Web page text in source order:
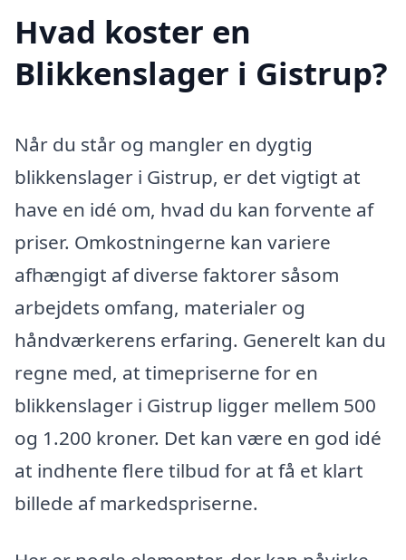
Hvad koster en
Blikkenslager i Gistrup?
Når du står og mangler en dygtig
blikkenslager i Gistrup, er det vigtigt at
have en idé om, hvad du kan forvente af
priser. Omkostningerne kan variere
afhængigt af diverse faktorer såsom
arbejdets omfang, materialer og
håndværkerens erfaring. Generelt kan du
regne med, at timepriserne for en
blikkenslager i Gistrup ligger mellem 500
og 1.200 kroner. Det kan være en god idé
at indhente flere tilbud for at få et klart
billede af markedspriserne.